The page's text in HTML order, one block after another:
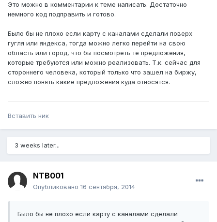
Это можно в комментарии к теме написать. Достаточно
немного код подправить и готово.
Было бы не плохо если карту с каналами сделали поверх
гугля или яндекса, тогда можно легко перейти на свою
область или город, что бы посмотреть те предложения,
которые требуются или можно реализовать. Т.к. сейчас для
стороннего человека, который только что зашел на биржу,
сложно понять какие предложения куда относятся.
Вставить ник
3 weeks later...
NTB001
Опубликовано 16 сентября, 2014
Было бы не плохо если карту с каналами сделали